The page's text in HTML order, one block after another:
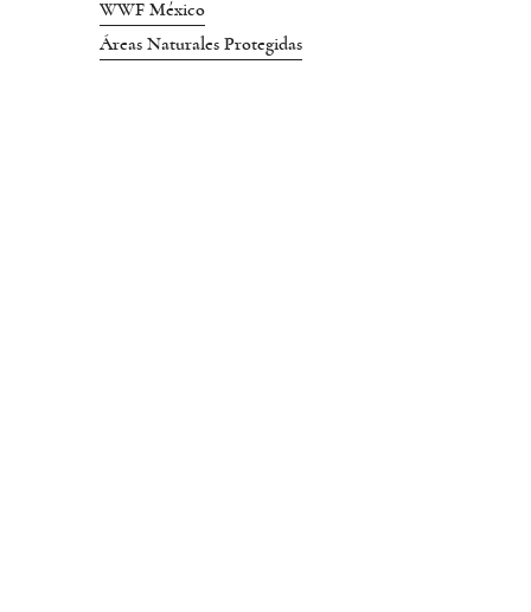
WWF México
Áreas Naturales Protegidas